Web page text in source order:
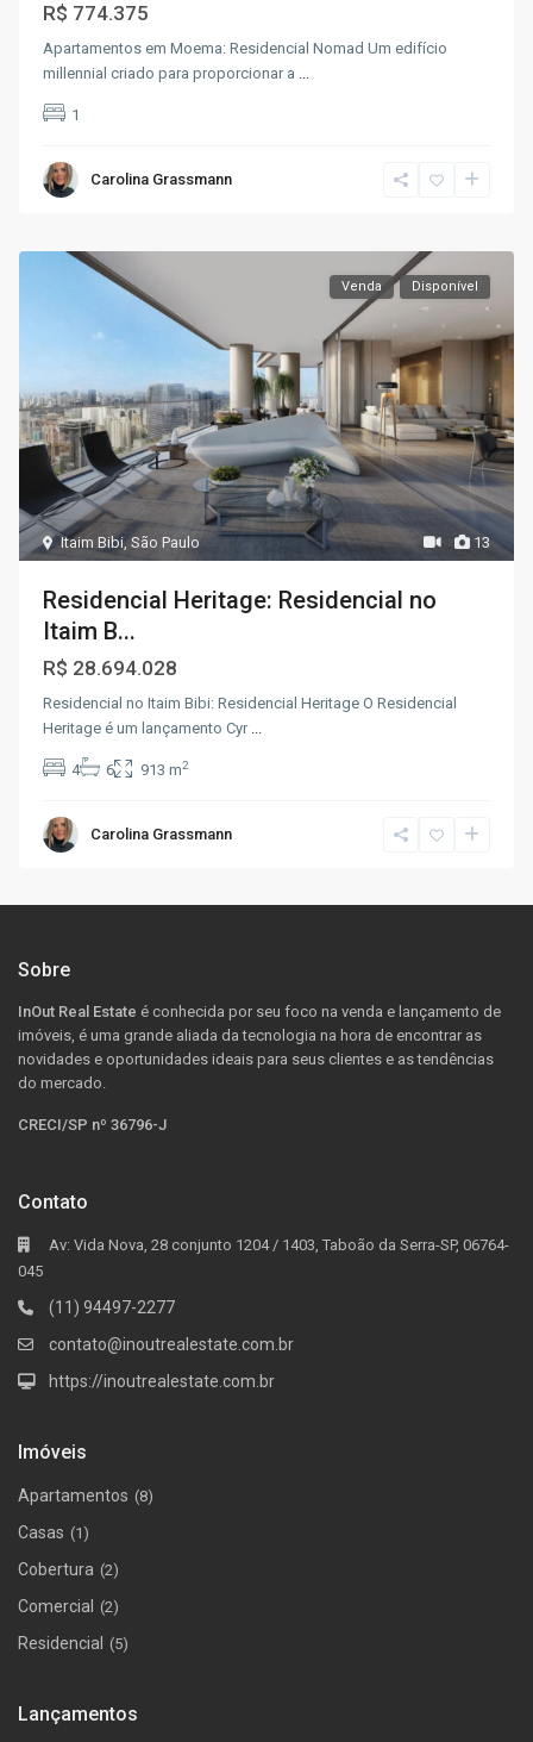
R$ 774.375
Apartamentos em Moema: Residencial Nomad Um edifício
millennial criado para proporcionar a ...
1
Carolina Grassmann
13
Itaim Bibi,São Paulo
Venda Disponível
Residencial Heritage: Residencial no
Itaim B...
R$ 28.694.028
Residencial no Itaim Bibi: Residencial Heritage O Residencial
Heritage é um lançamento Cyr
4 6 913 m2
Carolina Grassmann
Sobre
InOut Real Estate é conhecida por seu foco na venda e lançamento de
imóveis, é uma grande aliada da tecnologia na hora de encontrar as
novidades e oportunidades ideais para seus clientes e as tendências
do mercado.
CRECI/SP nº 36796-J
Contato
Av: Vida Nova, 28 conjunto 1204 / 1403, Taboão da Serra-SP, 06764-
045
(11) 94497-2277
contato@inoutrealestate.com.br
https://inoutrealestate.com.br
Imóveis
Apartamentos (8)
Casas (1)
Cobertura (2)
Comercial (2)
Residencial (5)
Lançamentos